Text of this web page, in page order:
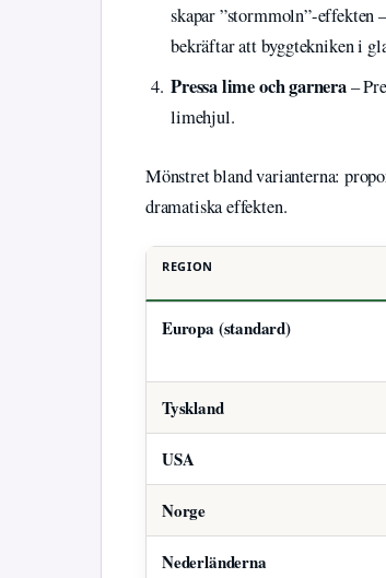
skapar ”stormmoln”-effekten
bekräftar att byggtekniken i
Pressa lime och garnera–
limehjul.
Mönstret bland varianterna:
dramatiska effekten.
REGION
Europa (standard)
Tyskland
USA
Norge
Nederländerna